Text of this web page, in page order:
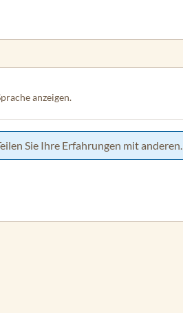
anzeigen.
Sie Ihre Erfahrungen mit anderen.